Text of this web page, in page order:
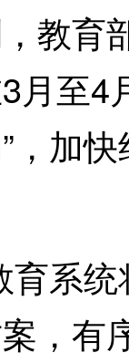
育
月至4
，加
系统
，有